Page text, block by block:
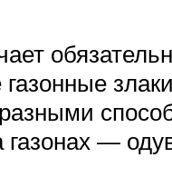
газонные
—